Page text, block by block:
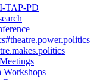
I-TAP-PD
Workshops